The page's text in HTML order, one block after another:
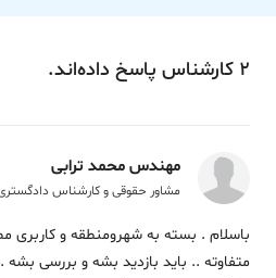
2 کارشناس پاسخ داده‌اند.
مهندس محمد ترابی
مشاور حقوقی و کارشناس
باسلام . بسته به شهرومنطقه و
متفاوته .. باید بازدید بشه و بررسی